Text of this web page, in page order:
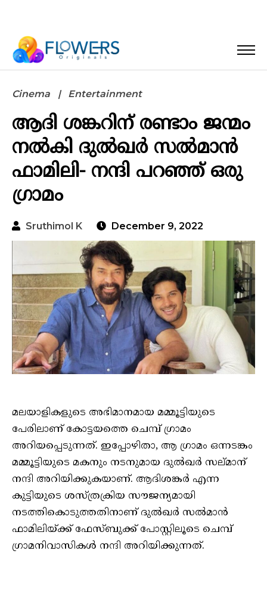
Cinema Entertainment
ആദി ശങ്കറിന് രണ്ടാം ജന്മം
നൽകി ദുൽഖർ സൽമാൻ
ഫാമിലി- നന്ദി പറഞ്ഞ് ഒരു
ഗ്രാമം
Sruthimol K December 9, 2022
മലയാളികളുടെ അഭിമാനമായ മമ്മൂട്ടിയുടെ
പേരിലാണ് കോട്ടയത്തെ ചെമ്പ് ഗ്രാമം
അറിയപ്പെടുന്നത്. ഇപ്പോഴിതാ, ആ ഗ്രാമം ഒന്നടങ്കം
മമ്മൂട്ടിയുടെ മകനും നടനുമായ ദുൽഖർ സല്മാന്
നന്ദി അറിയിക്കുകയാണ്. ആദിശങ്കർ എന്ന
കുട്ടിയുടെ ശസ്ത്രക്രിയ സൗജന്യമായി
നടത്തികൊടുത്തതിനാണ് ദുൽഖർ സൽമാൻ
ഫാമിലിയ്ക്ക് ഫേസ്ബുക്ക് പോസ്റ്റിലൂടെ ചെമ്പ്
ഗ്രാമനിവാസികൾ നന്ദി അറിയിക്കുന്നത്.